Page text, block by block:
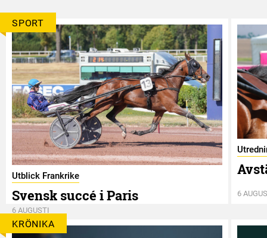
SPORT
Utblick Frankrike
Svensk succé i Paris
6 AUGUSTI
6
KRÖNIKA